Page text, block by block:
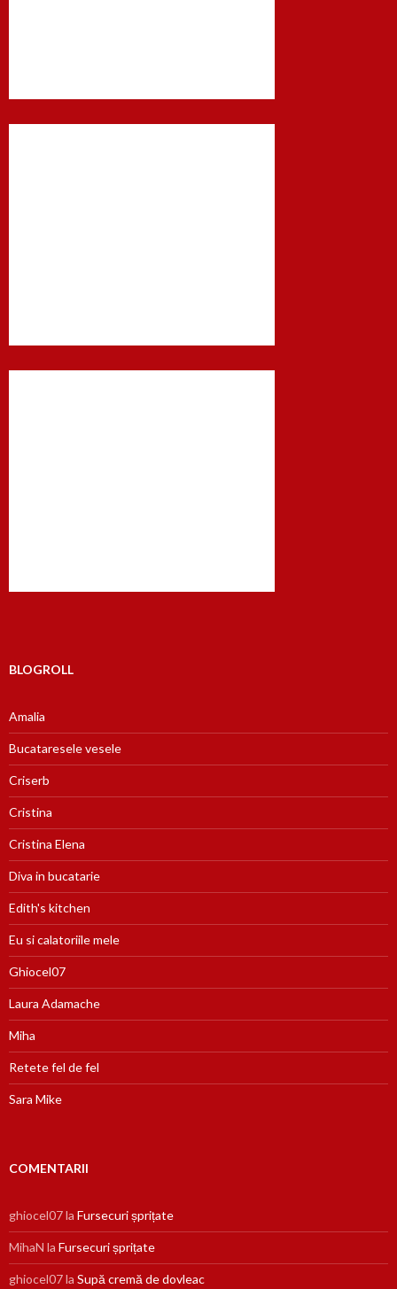
BLOGROLL
Amalia
Bucataresele vesele
Criserb
Cristina
Cristina Elena
Diva in bucatarie
Edith's kitchen
Eu si calatoriile mele
Ghiocel07
Laura Adamache
Miha
Retete fel de fel
Sara Mike
COMENTARII
ghiocel07la Fursecuri șprițate
MihaN la Fursecuri șprițate
ghiocel07la Supă cremă de dovleac